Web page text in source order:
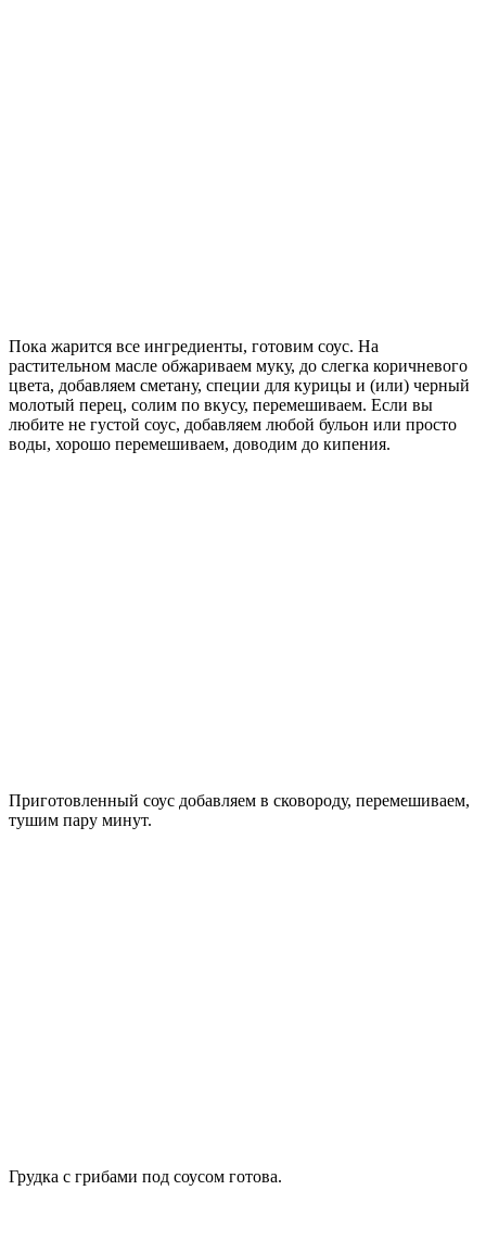
Пока жарится все ингредиенты, готовим соус. На
растительном масле обжариваем муку, до слегка коричневого
цвета, добавляем сметану, специи для курицы и (или) черный
молотый перец, солим по вкусу, перемешиваем. Если вы
любите не густой соус, добавляем любой бульон или просто
воды, хорошо перемешиваем, доводим до кипения.
Приготовленный соус добавляем в сковороду, перемешиваем,
тушим пару минут.
Грудка с грибами под соусом готова.